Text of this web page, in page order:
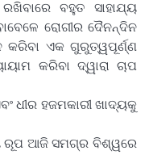
ବହୁତ ସାହାଯ୍ୟ
ରୋଗୀର ଦୈନନ୍ଦିନ
କରିବା ଏକ ଗୁରୁତ୍ୱପୂର୍ଣ୍ଣ
କରିବା ଦ୍ୱାରା ଚାପ
ଧୀର ହଜମକାରୀ ଖାଦ୍ୟକୁ
ରୂପ ଆଜି ସମଗ୍ର ବିଶ୍ୱରେ